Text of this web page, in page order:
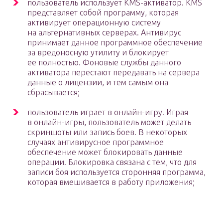
пользователь использует KMS-активатор. KMS
представляет собой программу, которая
активирует операционную систему
на альтернативных серверах. Антивирус
принимает данное программное обеспечение
за вредоносную утилиту и блокирует
ее полностью. Фоновые службы данного
активатора перестают передавать на сервера
данные о лицензии, и тем самым она
сбрасывается;
пользователь играет в онлайн-игру. Играя
в онлайн-игры, пользователь может делать
скриншоты или запись боев. В некоторых
случаях антивирусное программное
обеспечение может блокировать данные
операции. Блокировка связана с тем, что для
записи боя используется сторонняя программа,
которая вмешивается в работу приложения;